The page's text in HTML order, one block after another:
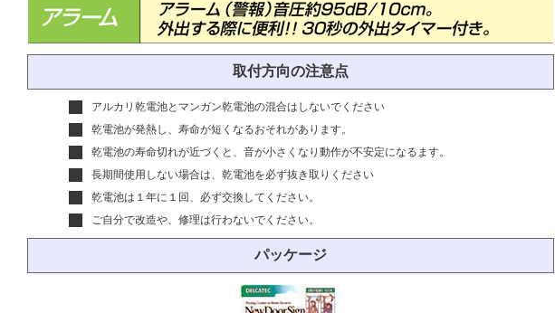
取付方向の注意点
アルカリ乾電池とマンガン乾電池の混合はしないでください
乾電池が発熱し、寿命が短くなるおそれがあります。
乾電池の寿命切れが近づくと、音が小さくなり動作が不安定になるます。
長期間使用しない場合は、乾電池を必ず抜き取りください
乾電池は１年に１回、必ず交換してください。
ご自分で改造や、修理は行わないでください。
パッケージ